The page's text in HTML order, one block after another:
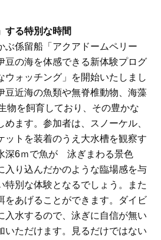
る特別な時間
係留船「アクアドームペリー
豆の海を体感できる新体験プログ
ウォッチング」を開始いたしまし
豆近海の魚類や無脊椎動物、海藻
物を飼育しており、その豊かな
ます。参加者は、スノーケル、
ットを装着のうえ大水槽を観察す
深6ｍで魚が 泳ぎまわる景色
入り込んだかのような臨場感を与
特別な体験となるでしょう。また
をあげることができます。ダイビ
入水するので、泳ぎに自信が無い
いただけます。見るだけではない